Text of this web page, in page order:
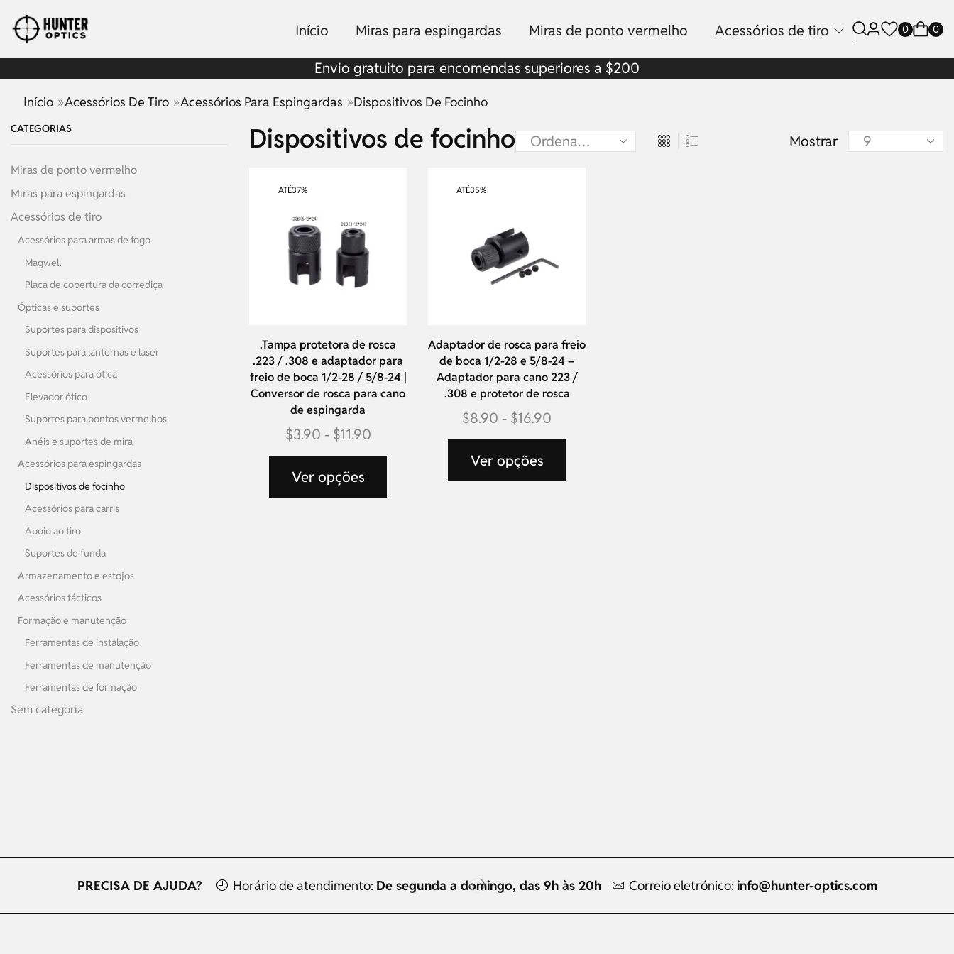
Início Miras para espingardas Miras de ponto vermelho Acessórios de tiro 0 0
Envio gratuito para encomendas superiores a $200
Início »Acessórios De Tiro »Acessórios Para Espingardas »Dispositivos De Focinho
Dispositivos de focinho Mostrar
ATÉ37%
.Tampa protetora de rosca
.223 / .308 e adaptador para
freio de boca 1/2-28 / 5/8-24 |
Conversor de rosca para cano
de espingarda
$3.90 - $11.90
Ver opções
ATÉ35%
Adaptador de rosca para freio
de boca 1/2-28 e 5/8-24 –
Adaptador para cano 223 /
.308 e protetor de rosca
$8.90 - $16.90
Ver opções
CATEGORIAS
Miras de ponto vermelho
Miras para espingardas
Acessórios de tiro
Acessórios para armas de fogo
Magwell
Placa de cobertura da corrediça
Ópticas e suportes
Suportes para dispositivos
Suportes para lanternas e laser
Acessórios para ótica
Elevador ótico
Suportes para pontos vermelhos
Anéis e suportes de mira
Acessórios para espingardas
Dispositivos de focinho
Acessórios para carris
Apoio ao tiro
Suportes de funda
Armazenamento e estojos
Acessórios tácticos
Formação e manutenção
Ferramentas de instalação
Ferramentas de manutenção
Ferramentas de formação
Sem categoria
PRECISA DE AJUDA? Horário de atendimento: De segunda a domingo, das 9h às 20h Correio eletrónico: info@hunter-optics.com